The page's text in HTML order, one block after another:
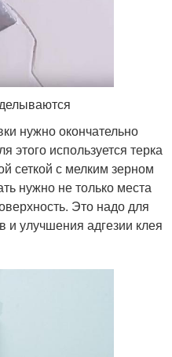
нужно окончательно
этого используется терка
сеткой с мелким зерном
нужно не только места
Это надо для
и улучшения адгезии клея